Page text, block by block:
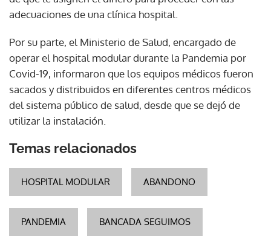
adecuaciones de una clínica hospital.
Por su parte, el Ministerio de Salud, encargado de
operar el hospital modular durante la Pandemia por
Covid-19, informaron que los equipos médicos fueron
sacados y distribuidos en diferentes centros médicos
del sistema público de salud, desde que se dejó de
utilizar la instalación.
Temas relacionados
HOSPITAL MODULAR ABANDONO
PANDEMIA BANCADA SEGUIMOS